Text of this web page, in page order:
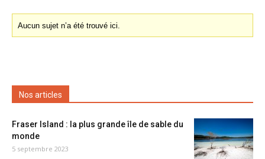
Aucun sujet n’a été trouvé ici.
Nos articles
Fraser Island : la plus grande île de sable du
monde
5 septembre 2023